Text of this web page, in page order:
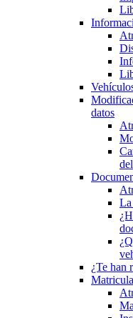
datos
La
¿Te han